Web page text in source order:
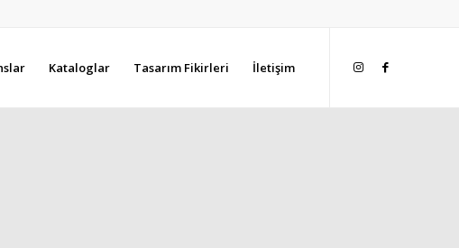
Kataloglar Tasarım Fikirleri İletişim